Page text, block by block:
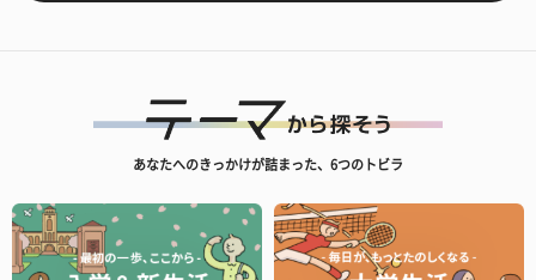
あなたへのきっかけが詰まった、6つのトビラ